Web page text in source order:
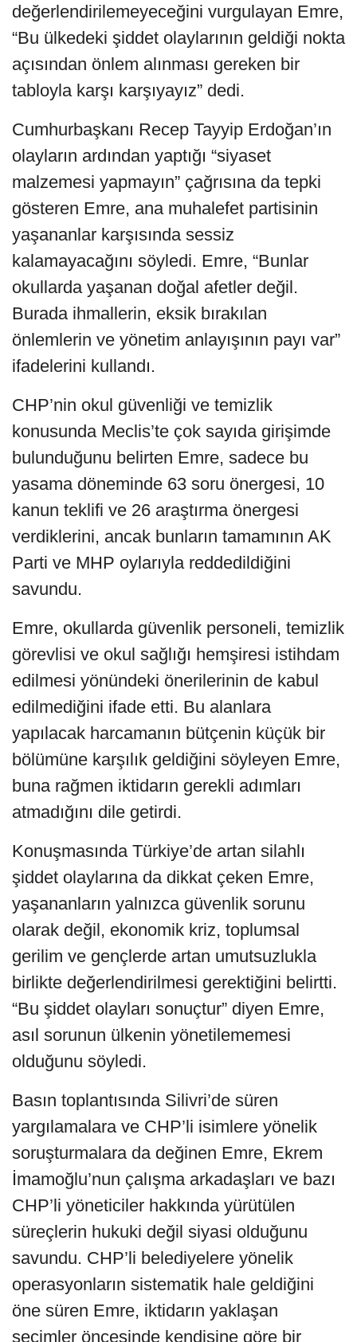
değerlendirilemeyeceğini vurgulayan Emre,
“Bu ülkedeki şiddet olaylarının geldiği nokta
açısından önlem alınması gereken bir
tabloyla karşı karşıyayız” dedi.
Cumhurbaşkanı Recep Tayyip Erdoğan’ın
olayların ardından yaptığı “siyaset
malzemesi yapmayın” çağrısına da tepki
gösteren Emre, ana muhalefet partisinin
yaşananlar karşısında sessiz
kalamayacağını söyledi. Emre, “Bunlar
okullarda yaşanan doğal afetler değil.
Burada ihmallerin, eksik bırakılan
önlemlerin ve yönetim anlayışının payı var”
ifadelerini kullandı.
CHP’nin okul güvenliği ve temizlik
konusunda Meclis’te çok sayıda girişimde
bulunduğunu belirten Emre, sadece bu
yasama döneminde 63 soru önergesi, 10
kanun teklifi ve 26 araştırma önergesi
verdiklerini, ancak bunların tamamının AK
Parti ve MHP oylarıyla reddedildiğini
savundu.
Emre, okullarda güvenlik personeli, temizlik
görevlisi ve okul sağlığı hemşiresi istihdam
edilmesi yönündeki önerilerinin de kabul
edilmediğini ifade etti. Bu alanlara
yapılacak harcamanın bütçenin küçük bir
bölümüne karşılık geldiğini söyleyen Emre,
buna rağmen iktidarın gerekli adımları
atmadığını dile getirdi.
Konuşmasında Türkiye’de artan silahlı
şiddet olaylarına da dikkat çeken Emre,
yaşananların yalnızca güvenlik sorunu
olarak değil, ekonomik kriz, toplumsal
gerilim ve gençlerde artan umutsuzlukla
birlikte değerlendirilmesi gerektiğini belirtti.
“Bu şiddet olayları sonuçtur” diyen Emre,
asıl sorunun ülkenin yönetilememesi
olduğunu söyledi.
Basın toplantısında Silivri’de süren
yargılamalara ve CHP’li isimlere yönelik
soruşturmalara da değinen Emre, Ekrem
İmamoğlu’nun çalışma arkadaşları ve bazı
CHP’li yöneticiler hakkında yürütülen
süreçlerin hukuki değil siyasi olduğunu
savundu. CHP’li belediyelere yönelik
operasyonların sistematik hale geldiğini
öne süren Emre, iktidarın yaklaşan
seçimler öncesinde kendisine göre bir